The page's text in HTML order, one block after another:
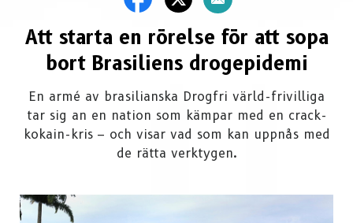
Att starta en rörelse för att sopa
bort Brasiliens drogepidemi
En armé av brasilianska Drogfri värld-frivilliga
tar sig an en nation som kämpar med en crack-
kokain-kris – och visar vad som kan uppnås med
de rätta verktygen.